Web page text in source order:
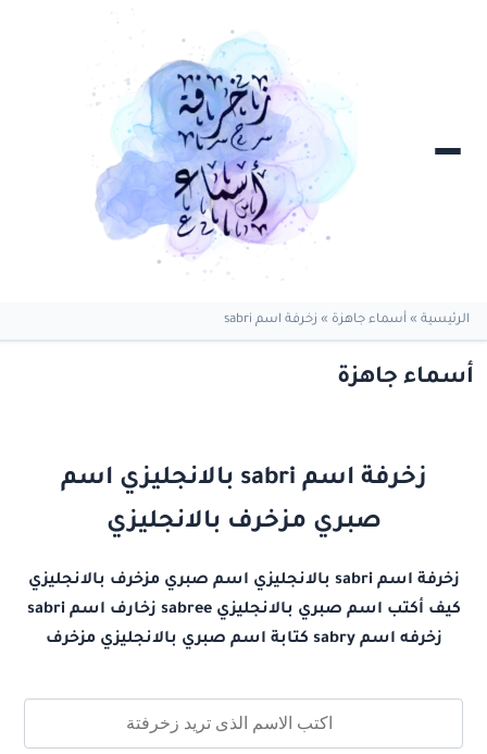
الرئيسية » أسماء جاهزة » زخرفة اسم sabri
أسماء جاهزة
زخرفة اسم sabri بالانجليزي اسم
صبري مزخرف بالانجليزي
زخرفة اسم sabri بالانجليزي اسم صبري مزخرف بالانجليزي
كيف أكتب اسم صبري بالانجليزي sabree زخارف اسم sabri
زخرفه اسم sabry كتابة اسم صبري بالانجليزي مزخرف